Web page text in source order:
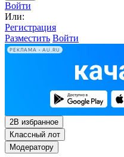
Войти
Или:
Регистрация
Разместить Войти
РЕКЛАМА • AU.RU
2В избранное
Классный лот
Модератору